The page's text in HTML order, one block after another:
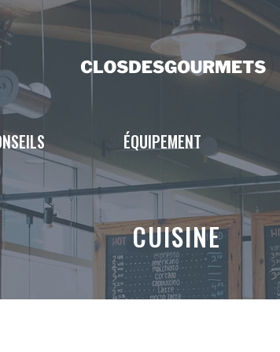
ÉQUIPEMENT
CUISINE